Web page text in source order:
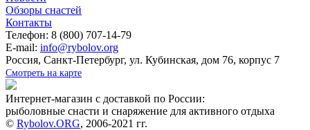
Обзоры снастей
Контакты
Телефон: 8 (800) 707-14-79
E-mail: info@rybolov.org
Россия, Санкт-Петербург, ул. Кубинская, дом 76, корпус 7
Смотреть на карте
Интернет-магазин с доставкой по России:
рыболовные снасти и снаряжение для активного отдыха
© Rybolov.ORG, 2006-2021 гг.